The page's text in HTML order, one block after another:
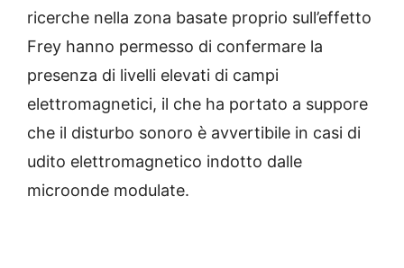
ricerche nella zona basate proprio sull’effetto
Frey hanno permesso di confermare la
presenza di livelli elevati di campi
elettromagnetici, il che ha portato a suppore
che il disturbo sonoro è avvertibile in casi di
udito elettromagnetico indotto dalle
microonde modulate.